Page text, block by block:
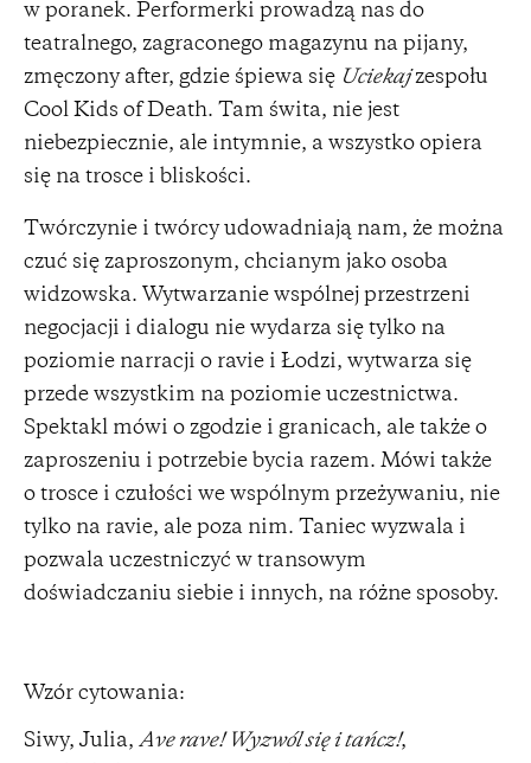
w poranek. Performerki prowadzą nas do
teatralnego, zagraconego magazynu na pijany,
zmęczony after, gdzie śpiewa się Uciekajzespołu
Cool Kids of Death. Tam świta, nie jest
niebezpiecznie, ale intymnie, a wszystko opiera
się na trosce i bliskości.
Twórczynie i twórcy udowadniają nam, że można
czuć się zaproszonym, chcianym jako osoba
widzowska. Wytwarzanie wspólnej przestrzeni
negocjacji i dialogu nie wydarza się tylko na
poziomie narracji o ravie i Łodzi, wytwarza się
przede wszystkim na poziomie uczestnictwa.
Spektakl mówi o zgodzie i granicach, ale także o
zaproszeniu i potrzebie bycia razem. Mówi także
o trosce i czułości we wspólnym przeżywaniu, nie
tylko na ravie, ale poza nim. Taniec wyzwala i
pozwala uczestniczyć w transowym
doświadczaniu siebie i innych, na różne sposoby.
Wzór cytowania:
Siwy, Julia, Ave rave! Wyzwól się i tańcz!,